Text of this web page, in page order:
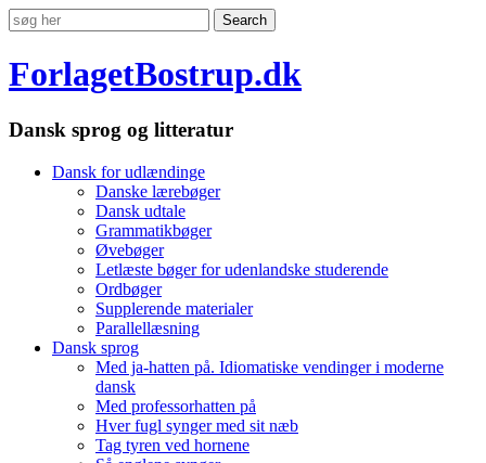
ForlagetBostrup.dk
Dansk sprog og litteratur
Dansk for udlændinge
Danske lærebøger
Dansk udtale
Grammatikbøger
Øvebøger
Letlæste bøger for udenlandske studerende
Ordbøger
Supplerende materialer
Parallellæsning
Dansk sprog
Med ja-hatten på. Idiomatiske vendinger i moderne
dansk
Med professorhatten på
Hver fugl synger med sit næb
Tag tyren ved hornene